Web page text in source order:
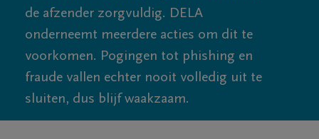
de afzender zorgvuldig. DELA
onderneemt meerdere acties om dit te
voorkomen. Pogingen tot phishing en
fraude vallen echter nooit volledig uit te
sluiten, dus blijf waakzaam.